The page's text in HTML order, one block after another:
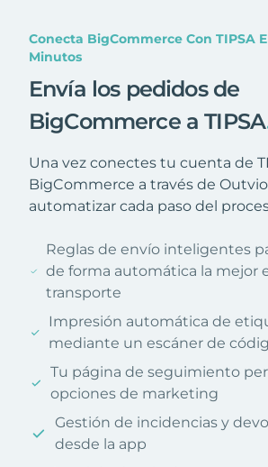
Conecta BigCommerce Con TIPSA
Minutos
Envía los pedidos de
BigCommerce a TIPSA
Una vez conectes tu cuenta de
BigCommerce a través de
automatizar cada paso del
Reglas de envío inteligentes
de forma automática la mejor
transporte
Impresión automática de
mediante un escáner de
Tu página de seguimiento
opciones de marketing
Gestión de incidencias y
desde la app